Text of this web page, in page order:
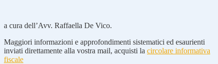
a cura dell’Avv. Raffaella De Vico.
Maggiori informazioni e approfondimenti sistematici ed esaurienti
inviati direttamente alla vostra mail, acquisti la circolare informativa
fiscale